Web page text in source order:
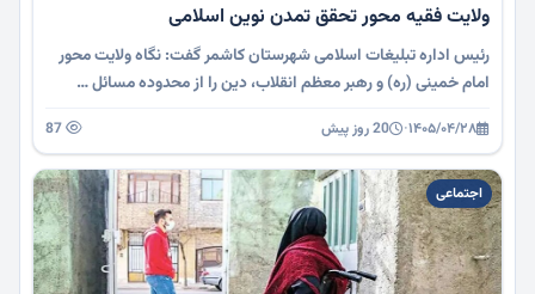
ولایت فقیه محور تحقق تمدن نوین اسلامی
رئیس اداره تبلیغات اسلامی شهرستان کاشمر گفت: نگاه ولایت محور
امام خمینی (ره) و رهبر معظم انقلاب، دین را از محدوده مسائل …
۱۴۰۵/۰۴/۲۸· 20 روز پیش
اجتماعی